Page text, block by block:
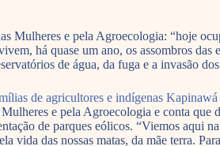
Mulheres e pela Agroecologia: “hoje
há quase um ano, os assombros das
de água, da fuga e a invasão
de agricultores e indígenas
e pela Agroecologia e conta que
de parques eólicos. “Viemos aqui
das nossas matas, da mãe terra.